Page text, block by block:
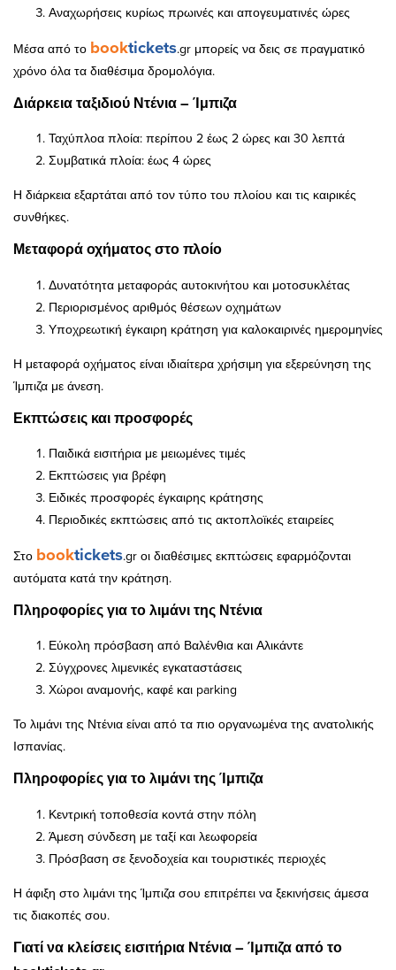
Αναχωρήσεις κυρίως πρωινές και απογευματινές ώρες
Μέσα από το booktickets.gr μπορείς να δεις σε πραγματικό
χρόνο όλα τα διαθέσιμα δρομολόγια.
Διάρκεια ταξιδιού Ντένια – Ίμπιζα
Ταχύπλοα πλοία: περίπου 2 έως 2 ώρες και 30 λεπτά
Συμβατικά πλοία: έως 4 ώρες
Η διάρκεια εξαρτάται από τον τύπο του πλοίου και τις καιρικές
συνθήκες.
Μεταφορά οχήματος στο πλοίο
Δυνατότητα μεταφοράς αυτοκινήτου και μοτοσυκλέτας
Περιορισμένος αριθμός θέσεων οχημάτων
Υποχρεωτική έγκαιρη κράτηση για καλοκαιρινές ημερομηνίες
Η μεταφορά οχήματος είναι ιδιαίτερα χρήσιμη για εξερεύνηση της
Ίμπιζα με άνεση.
Εκπτώσεις και προσφορές
Παιδικά εισιτήρια με μειωμένες τιμές
Εκπτώσεις για βρέφη
Ειδικές προσφορές έγκαιρης κράτησης
Περιοδικές εκπτώσεις από τις ακτοπλοϊκές εταιρείες
Στο booktickets.gr οι διαθέσιμες εκπτώσεις εφαρμόζονται
αυτόματα κατά την κράτηση.
Πληροφορίες για το λιμάνι της Ντένια
Εύκολη πρόσβαση από Βαλένθια και Αλικάντε
Σύγχρονες λιμενικές εγκαταστάσεις
Χώροι αναμονής, καφέ και parking
Το λιμάνι της Ντένια είναι από τα πιο οργανωμένα της ανατολικής
Ισπανίας.
Πληροφορίες για το λιμάνι της Ίμπιζα
Κεντρική τοποθεσία κοντά στην πόλη
Άμεση σύνδεση με ταξί και λεωφορεία
Πρόσβαση σε ξενοδοχεία και τουριστικές περιοχές
Η άφιξη στο λιμάνι της Ίμπιζα σου επιτρέπει να ξεκινήσεις άμεσα
τις διακοπές σου.
Γιατί να κλείσεις εισιτήρια Ντένια – Ίμπιζα από το